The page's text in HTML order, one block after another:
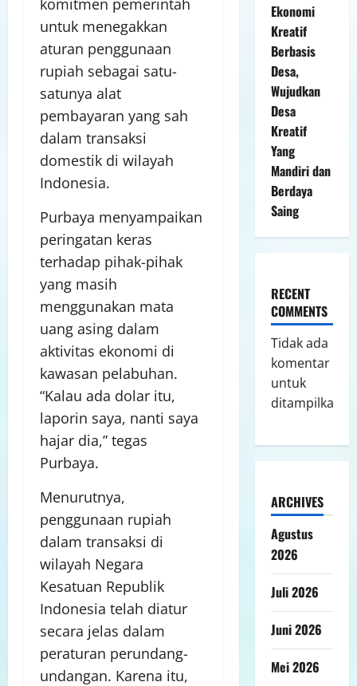
untuk menegakkan
aturan penggunaan
rupiah sebagai satu-
satunya alat
pembayaran yang sah
dalam transaksi
domestik di wilayah
Indonesia.
Purbaya menyampaikan
peringatan keras
terhadap pihak-pihak
yang masih
menggunakan mata
uang asing dalam
aktivitas ekonomi di
kawasan pelabuhan.
“Kalau ada dolar itu,
laporin saya, nanti saya
hajar dia,” tegas
Purbaya.
Menurutnya,
penggunaan rupiah
dalam transaksi di
wilayah Negara
Kesatuan Republik
Indonesia telah diatur
secara jelas dalam
peraturan perundang-
undangan. Karena itu,
Ekonomi
Kreatif
Berbasis
Desa,
Wujudkan
Desa
Kreatif
Yang
Mandiri dan
Berdaya
Saing
RECENT
COMMENTS
Tidak ada
komentar
untuk
ditampilkan.
ARCHIVES
Agustus
2026
Juli 2026
Juni 2026
Mei 2026